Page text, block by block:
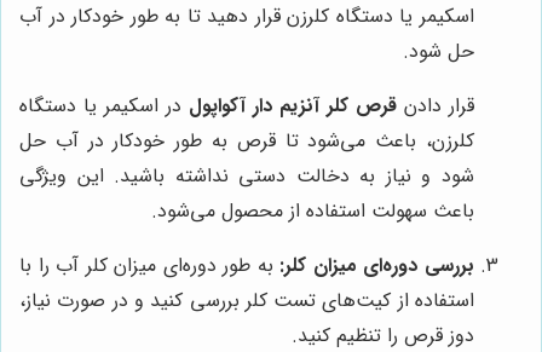
اسکیمر یا دستگاه کلرزن قرار دهید تا به طور خودکار در آب
حل شود.
قرار دادن قرص کلر آنزیم دار آکواپول در اسکیمر یا دستگاه
کلرزن، باعث می‌شود تا قرص به طور خودکار در آب حل
شود و نیاز به دخالت دستی نداشته باشید. این ویژگی
باعث سهولت استفاده از محصول می‌شود.
بررسی دوره‌ای میزان کلر: به طور دوره‌ای میزان کلر آب را با
استفاده از کیت‌های تست کلر بررسی کنید و در صورت نیاز،
دوز قرص را تنظیم کنید.